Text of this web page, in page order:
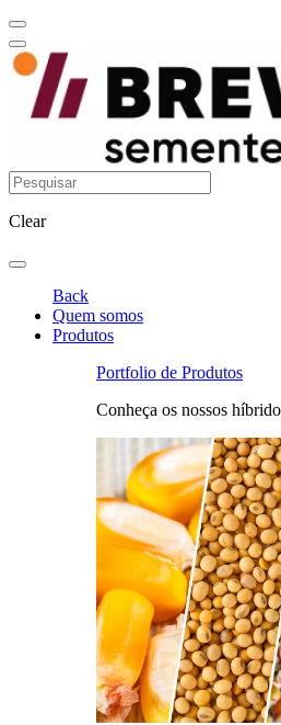
Clear
Back
Quem somos
Produtos
Portfolio de Produtos
Conheça os nossos